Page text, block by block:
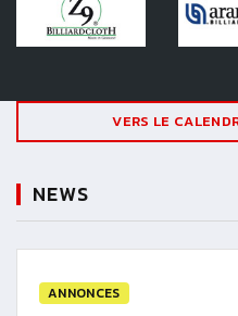
VERS LE
NEWS
ANNONCES